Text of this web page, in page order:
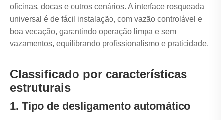
oficinas, docas e outros cenários. A interface rosqueada
universal é de fácil instalação, com vazão controlável e
boa vedação, garantindo operação limpa e sem
vazamentos, equilibrando profissionalismo e praticidade.
Classificado por características
estruturais
1. Tipo de desligamento automático